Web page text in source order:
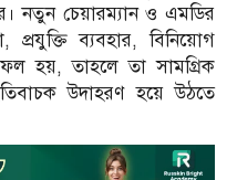
নতুন চেয়ারম্যান ও এমডির
প্রযুক্তি ব্যবহার, বিনিয়োগ
হয়, তাহলে তা সামগ্রিক
উদাহরণ হয়ে উঠতে